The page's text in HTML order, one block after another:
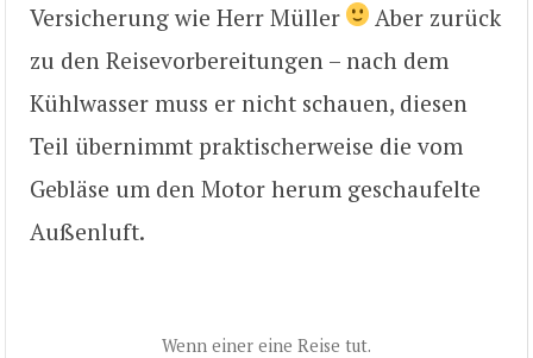
Versicherung wie Herr Müller
Aber zurück
zu den Reisevorbereitungen – nach dem
Kühlwasser muss er nicht schauen, diesen
Teil übernimmt praktischerweise die vom
Gebläse um den Motor herum geschaufelte
Außenluft.
Wenn einer eine Reise tut.